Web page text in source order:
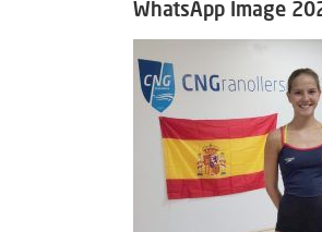
WhatsApp Image